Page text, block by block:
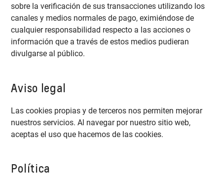
sobre la verificación de sus transacciones utilizando los
canales y medios normales de pago, eximiéndose de
cualquier responsabilidad respecto a las acciones o
información que a través de estos medios pudieran
divulgarse al público.
Aviso legal
Las cookies propias y de terceros nos permiten mejorar
nuestros servicios. Al navegar por nuestro sitio web,
aceptas el uso que hacemos de las cookies.
Política